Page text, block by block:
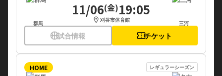
群馬
11/06(金)19:05
location_on 刈谷市体育館 三河
sports_basketball試合情報 confirmation_numberチケット
HOME レギュラーシーズン